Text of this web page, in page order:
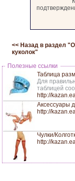
<< Назад в раздел "
куколок"
Полезные ссылки
Таблица
Для
таблицей
http://
Аксессуары
http://
Чулки/
http://